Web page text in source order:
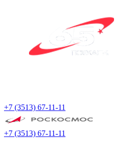
+7 (3513) 67-11-11
+7 (3513) 67-11-11